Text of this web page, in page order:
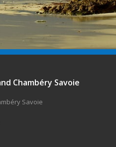
Chambéry Savoie
Savoie